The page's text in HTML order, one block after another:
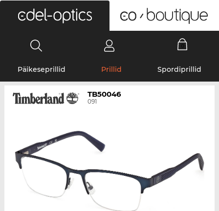
Päikeseprillid Prillid Spordiprillid
TB50046
091